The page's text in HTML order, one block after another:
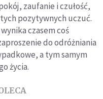
zaufanie i czułość,
pozytywnych uczuć.
czasem coś
do odróżniania
a tym samym
życia.